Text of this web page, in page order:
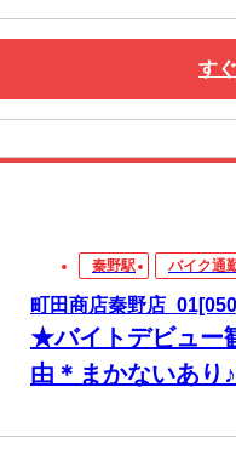
す
秦野駅 バイク通
町田商店秦野店
★バイトデビュー
由＊まかないあり